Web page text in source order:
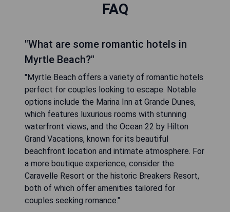
FAQ
"What are some romantic hotels in
Myrtle Beach?"
"Myrtle Beach offers a variety of romantic hotels
perfect for couples looking to escape. Notable
options include the Marina Inn at Grande Dunes,
which features luxurious rooms with stunning
waterfront views, and the Ocean 22 by Hilton
Grand Vacations, known for its beautiful
beachfront location and intimate atmosphere. For
a more boutique experience, consider the
Caravelle Resort or the historic Breakers Resort,
both of which offer amenities tailored for
couples seeking romance."